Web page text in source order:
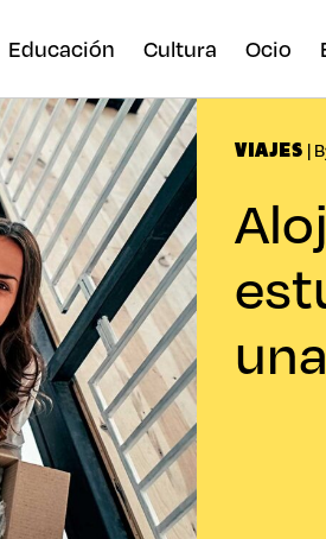
Educación Cultura Ocio
VIAJES |